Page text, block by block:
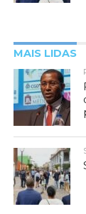
MAIS LIDAS